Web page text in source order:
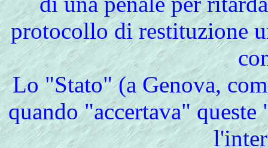
protocollo di restituzione
Lo"Stato" (a Genova,
quando "accertava"